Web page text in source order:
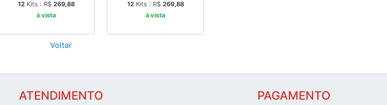
12Kits : R$ 269,88
à vista
12Kits : R$ 269,88
à vista
Voltar
ATENDIMENTO PAGAMENTO